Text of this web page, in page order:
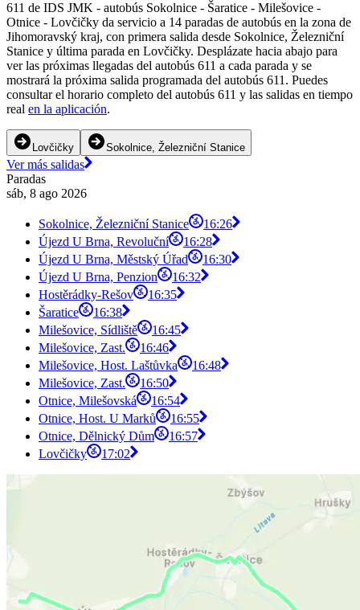
611 de IDS JMK - autobús Sokolnice - Šaratice - Milešovice -
Otnice - Lovčičky da servicio a 14 paradas de autobús en la zona de
Jihomoravský kraj, con primera salida desde Sokolnice, Železniční
Stanice y última parada en Lovčičky. Desplázate hacia abajo para
ver las próximas llegadas del autobús 611 a cada parada y se
mostrará la próxima salida programada del autobús 611. Puedes
consultar el horario completo del autobús 611 y las salidas en tiempo
real en la aplicación.
Lovčičky Sokolnice, Železniční Stanice
Ver más salidas
Paradas
sáb, 8 ago 2026
Sokolnice, Železniční Stanice
16:26
Újezd U Brna, Revoluční
16:28
Újezd U Brna, Městský Úřad
16:30
Újezd U Brna, Penzion
16:32
Hostěrádky-Rešov
16:35
Šaratice
16:38
Milešovice, Sídliště
16:45
Milešovice, Zast.
16:46
Milešovice, Host. Laštůvka
16:48
Milešovice, Zast.
16:50
Otnice, Milešovská
16:54
Otnice, Host. U Marků
16:55
Otnice, Dělnický Dům
16:57
Lovčičky
17:02